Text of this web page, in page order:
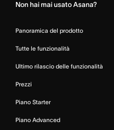
Non hai mai usato Asana?
Panoramica del prodotto
Tutte le funzionalità
Ultimo rilascio delle funzionalità
Prezzi
Piano Starter
Piano Advanced